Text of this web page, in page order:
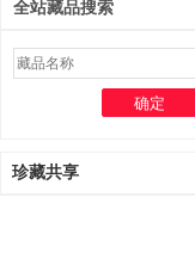
全站藏品搜索
珍藏共享